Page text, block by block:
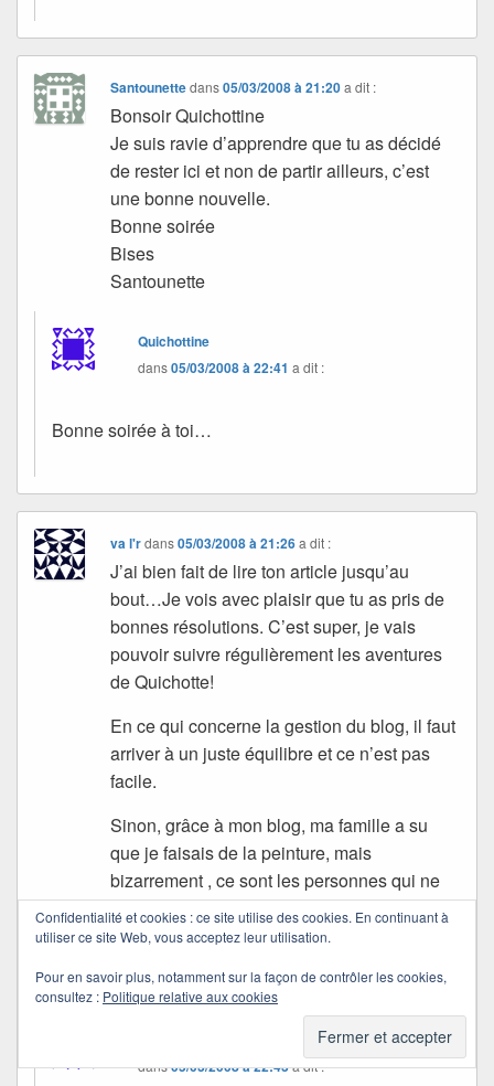
Santounettedans05/03/2008 à 21:20 a dit :
Bonsoir Quichottine
Je suis ravie d’apprendre que tu as décidé
de rester ici et non de partir ailleurs, c’est
une bonne nouvelle.
Bonne soirée
Bises
Santounette
Quichottine
dans05/03/2008 à 22:41 a dit :
Bonne soirée à toi…
va l'rdans05/03/2008 à 21:26 a dit :
J’ai bien fait de lire ton article jusqu’au
bout…Je vois avec plaisir que tu as pris de
bonnes résolutions. C’est super, je vais
pouvoir suivre régulièrement les aventures
de Quichotte!
En ce qui concerne la gestion du blog, il faut
arriver à un juste équilibre et ce n’est pas
facile.
Sinon, grâce à mon blog, ma famille a su
que je faisais de la peinture, mais
bizarrement , ce sont les personnes qui ne
laissent jamais de com…
Pour terminer,à présent, j’aurais du mal à
me passer de mes blogopotes…
dans05/03/2008 à 22:43a dit :
Confidentialité et cookies : ce site utilise des cookies. En continuant à
utiliser ce site Web, vous acceptez leur utilisation.
Pour en savoir plus, notamment sur la façon de contrôler les cookies,
consultez : Politique relative aux cookies